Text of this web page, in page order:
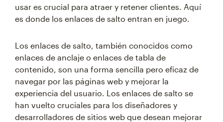
usar es crucial para atraer y retener clientes. Aquí
es donde los enlaces de salto entran en juego.
Los enlaces de salto, también conocidos como
enlaces de anclaje o enlaces de tabla de
contenido, son una forma sencilla pero eficaz de
navegar por las páginas web y mejorar la
experiencia del usuario. Los enlaces de salto se
han vuelto cruciales para los diseñadores y
desarrolladores de sitios web que desean mejorar